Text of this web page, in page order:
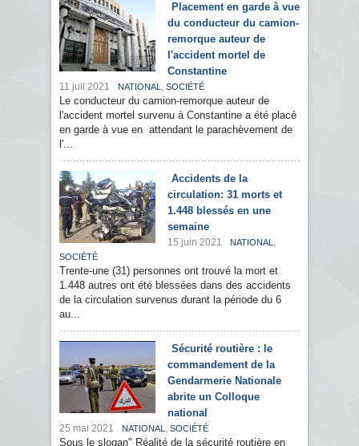
Placement en garde à vue
du conducteur du camion-
remorque auteur de
l'accident mortel de
Constantine
11 juil 2021 NATIONAL , SOCIÉTÉ
Le conducteur du camion-remorque auteur de
l'accident mortel survenu à Constantine a été placé
en garde à vue en attendant le parachèvement de
l'...
Accidents de la
circulation: 31 morts et
1.448 blessés en une
semaine
15 juin 2021 NATIONAL ,
SOCIÉTÉ
Trente-une (31) personnes ont trouvé la mort et
1.448 autres ont été blessées dans des accidents
de la circulation survenus durant la période du 6
au...
Sécurité routière : le
commandement de la
Gendarmerie Nationale
abrite un Colloque
national
25 mai 2021 NATIONAL , SOCIÉTÉ
Sous le slogan" Réalité de la sécurité routière en